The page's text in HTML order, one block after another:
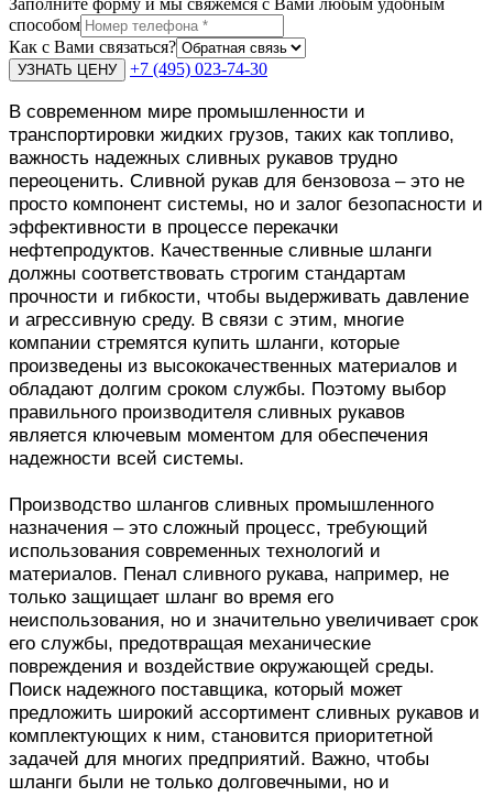
способом
Как с Вами связаться?
+7 (495) 023-74-30
В современном мире промышленности и
транспортировки жидких грузов, таких как топливо,
важность надежных сливных рукавов трудно
переоценить. Сливной рукав для бензовоза – это не
просто компонент системы, но и залог безопасности и
эффективности в процессе перекачки
нефтепродуктов. Качественные сливные шланги
должны соответствовать строгим стандартам
прочности и гибкости, чтобы выдерживать давление
и агрессивную среду. В связи с этим, многие
компании стремятся купить шланги, которые
произведены из высококачественных материалов и
обладают долгим сроком службы. Поэтому выбор
правильного производителя сливных рукавов
является ключевым моментом для обеспечения
надежности всей системы.
Производство шлангов сливных промышленного
назначения – это сложный процесс, требующий
использования современных технологий и
материалов. Пенал сливного рукава, например, не
только защищает шланг во время его
неиспользования, но и значительно увеличивает срок
его службы, предотвращая механические
повреждения и воздействие окружающей среды.
Поиск надежного поставщика, который может
предложить широкий ассортимент сливных рукавов и
комплектующих к ним, становится приоритетной
задачей для многих предприятий. Важно, чтобы
шланги были не только долговечными, но и